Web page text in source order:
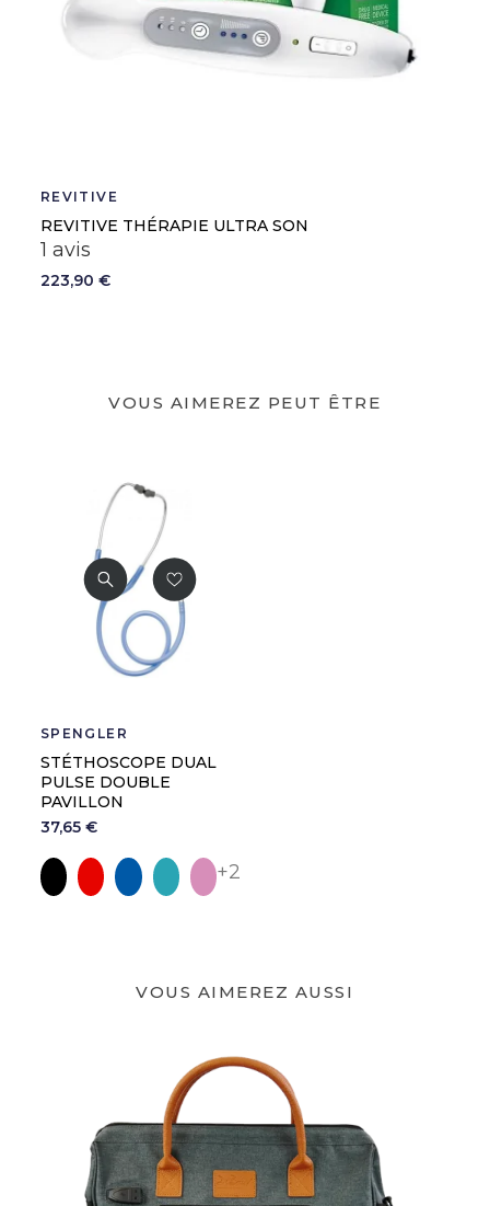
REVITIVE
REVITIVE THÉRAPIE ULTRA SON
1 avis
223,90 €
VOUS AIMEREZ PEUT ÊTRE
SPENGLER
STÉTHOSCOPE DUAL
PULSE DOUBLE
PAVILLON
37,65 €
Noir RougeMarineVert Lagon
Rose Bougainvillier
+2
VOUS AIMEREZ AUSSI